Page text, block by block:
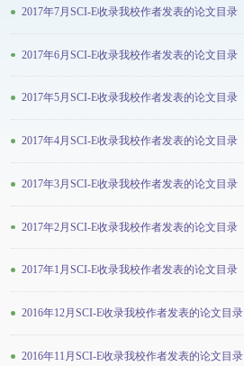
2017年7月SCI-E收录我校作者发表的论文目录
2017年6月SCI-E收录我校作者发表的论文目录
2017年5月SCI-E收录我校作者发表的论文目录
2017年4月SCI-E收录我校作者发表的论文目录
2017年3月SCI-E收录我校作者发表的论文目录
2017年2月SCI-E收录我校作者发表的论文目录
2017年1月SCI-E收录我校作者发表的论文目录
2016年12月SCI-E收录我校作者发表的论文目录
2016年11月SCI-E收录我校作者发表的论文目录